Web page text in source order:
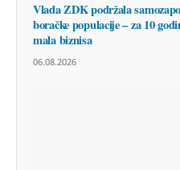
Vlada ZDK podržala
boračke populacije – za 10
mala biznisa
06.08.2026